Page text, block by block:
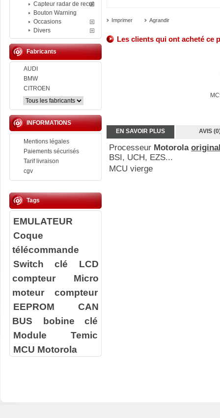
Capteur radar de recul
Bouton Warning
Occasions
Divers
Fabricants
AUDI
BMW
CITROEN
INFORMATIONS
Mentions légales
Paiements sécurisés
Tarif livraison
cgv
Tags
EMULATEUR
Coque
télécommande
Switch clé
LCD
compteur
Micro
moteur compteur
EEPROM
CAN
BUS
bobine clé
Module Temic
MCU Motorola
Imprimer Agrandir
Les clients qui ont acheté ce
EN SAVOIR PLUS AVIS
Processeur Motorola
BSI, UCH, EZS...
MCU vierge